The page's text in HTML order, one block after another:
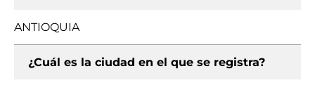
ANTIOQUIA
¿Cuál es la ciudad en el que se registra?